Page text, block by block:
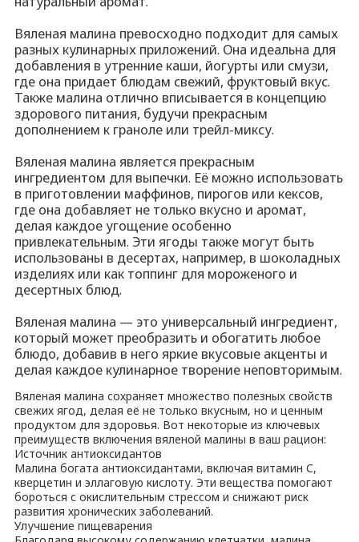
Вяленая малина превосходно подходит для самых
разных кулинарных приложений. Она идеальна для
добавления в утренние каши, йогурты или смузи,
где она придает блюдам свежий, фруктовый вкус.
Также малина отлично вписывается в концепцию
здорового питания, будучи прекрасным
дополнением к граноле или трейл-миксу.
Вяленая малина является прекрасным
ингредиентом для выпечки. Её можно использовать
в приготовлении маффинов, пирогов или кексов,
где она добавляет не только вкусно и аромат,
делая каждое угощение особенно
привлекательным. Эти ягоды также могут быть
использованы в десертах, например, в шоколадных
изделиях или как топпинг для мороженого и
десертных блюд.
Вяленая малина — это универсальный ингредиент,
который может преобразить и обогатить любое
блюдо, добавив в него яркие вкусовые акценты и
делая каждое кулинарное творение неповторимым.
Вяленая малина сохраняет множество полезных свойств
свежих ягод, делая её не только вкусным, но и ценным
продуктом для здоровья. Вот некоторые из ключевых
преимуществ включения вяленой малины в ваш рацион:
Источник антиоксидантов
Малина богата антиоксидантами, включая витамин С,
кверцетин и эллаговую кислоту. Эти вещества помогают
бороться с окислительным стрессом и снижают риск
развития хронических заболеваний.
Улучшение пищеварения